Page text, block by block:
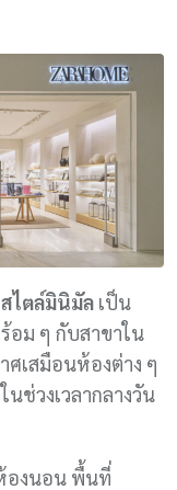
สไตล์มินิมัล เป็น
อม ๆ กับสาขาใน
ศเสมือนห้องต่าง ๆ
ช่วงเวลากลางวัน
องนอน พื้นที่